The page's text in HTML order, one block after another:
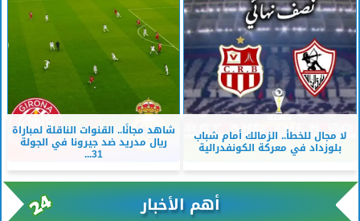
لا مجال للخطأ.. الزمالك أمام شباب
بلوزداد في معركة الكونفدرالية
شاهد مجانًا.. القنوات الناقلة لمباراة
ريال مدريد ضد جيرونا في الجولة
31...
أهم الأخبار